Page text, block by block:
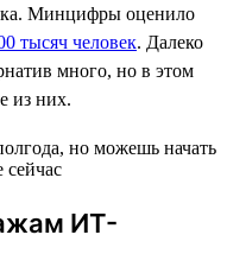
Минцифры оценило
тысяч человек. Далеко
много, но в этом
из них.
ИТ-